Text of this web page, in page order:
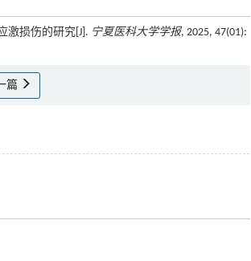
激损伤的研究[J]. 宁夏医科大学学报, 2025, 47(01):
篇